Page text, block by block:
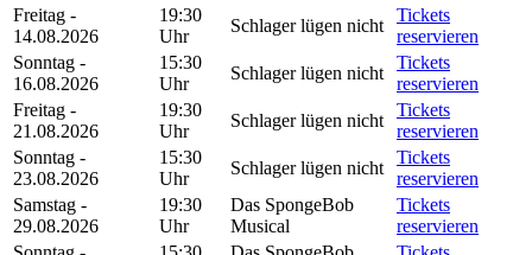
Freitag -
14.08.2026
19:30
Uhr
Schlager lügen nicht
Tickets
reservieren
Sonntag -
16.08.2026
15:30
Uhr
Schlager lügen nicht
Tickets
reservieren
Freitag -
21.08.2026
19:30
Uhr
Schlager lügen nicht
Tickets
reservieren
Sonntag -
23.08.2026
15:30
Uhr
Schlager lügen nicht
Tickets
reservieren
Samstag -
29.08.2026
19:30
Uhr
Das SpongeBob
Musical
Tickets
reservieren